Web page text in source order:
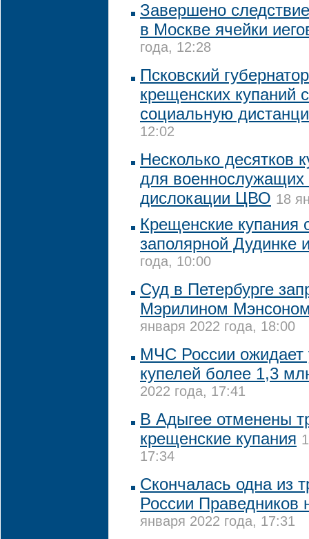
Завершено
в Москве ячейки
года, 12:28
Псковский
крещенских купаний
социальную
12:02
Несколько десятков
для военнослужащих
дислокации ЦВО 18
Крещенские купания
заполярной Дудинке
года, 10:00
Суд в Петербурге
Мэрилином
января 2022 года, 18:00
МЧС России ожидает
купелей более 1,3
2022 года, 17:41
В Адыгее отменены
крещенские купания
17:34
Скончалась одна из
России Праведников
января 2022 года, 17:31